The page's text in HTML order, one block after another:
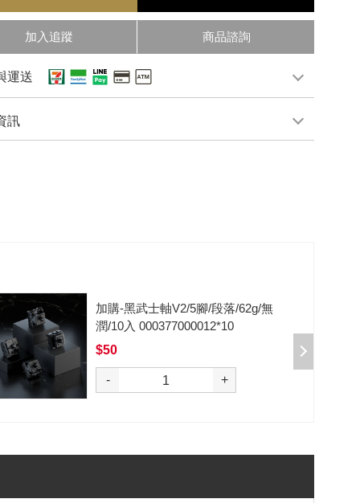
加入追蹤 商品諮詢
運送
訊
加購-黑武士軸V2/5腳/段落/62g/無
潤/10入 000377000012*10
$50
- +